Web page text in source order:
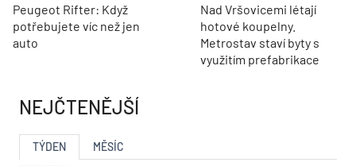
Peugeot Rifter: Když
potřebujete víc než jen
auto
Nad Vršovicemi létají
hotové koupelny.
Metrostav staví byty s
využitím prefabrikace
NEJČTENĚJŠÍ
TÝDEN MĚSÍC